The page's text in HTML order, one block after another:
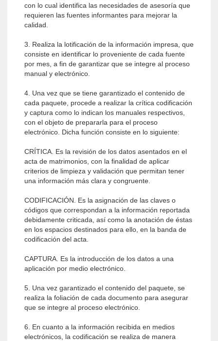
con lo cual identifica las necesidades de asesoría que
requieren las fuentes informantes para mejorar la
calidad.
3. Realiza la lotificación de la información impresa, que
consiste en identificar lo proveniente de cada fuente
por mes, a fin de garantizar que se integre al proceso
manual y electrónico.
4. Una vez que se tiene garantizado el contenido de
cada paquete, procede a realizar la crítica codificación
y captura como lo indican los manuales respectivos,
con el objeto de prepararla para el proceso
electrónico. Dicha función consiste en lo siguiente:
CRÍTICA. Es la revisión de los datos asentados en el
acta de matrimonios, con la finalidad de aplicar
criterios de limpieza y validación que permitan tener
una información más clara y congruente.
CODIFICACIÓN. Es la asignación de las claves o
códigos que correspondan a la información reportada
debidamente criticada, así como la anotación de éstas
en los espacios destinados para ello, en la banda de
codificación del acta.
CAPTURA. Es la introducción de los datos a una
aplicación por medio electrónico.
5. Una vez garantizado el contenido del paquete, se
realiza la foliación de cada documento para asegurar
que se integre al proceso electrónico.
6. En cuanto a la información recibida en medios
electrónicos, la codificación se realiza de manera